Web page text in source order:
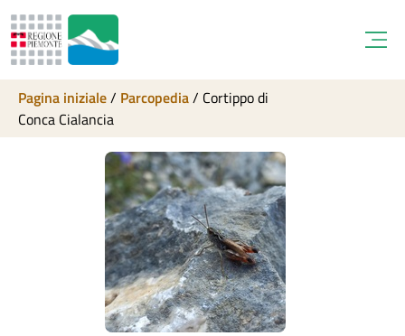
Pagina iniziale/ Parcopedia/ Cortippo di
Conca Cialancia